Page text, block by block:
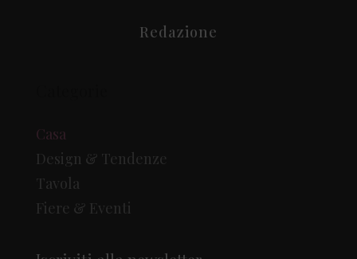
Redazione
Casa
Design & Tendenze
Tavola
Fiere & Eventi